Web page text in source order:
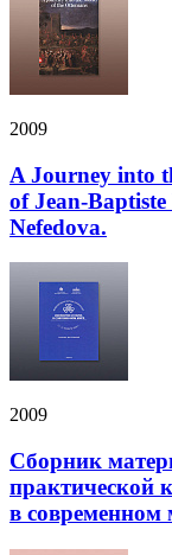
2009
A Journey into
of Jean-
Nefedova.
2009
Cборник
практической
в современном